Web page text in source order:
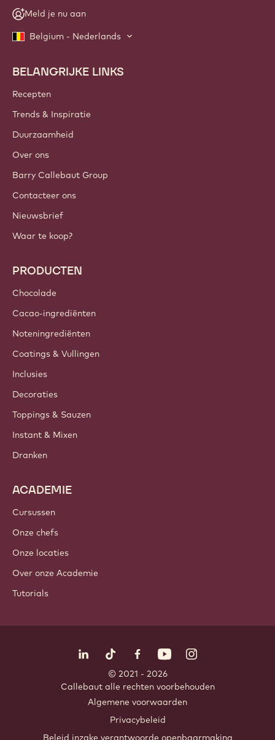
Meld je nu aan
Belgium - Nederlands
Footer
Callebaut
BELANGRIJKE LINKS
Recepten
Trends & Inspiratie
Duurzaamheid
Over ons
Barry Callebaut Group
Contacteer ons
Nieuwsbrief
Waar te koop?
PRODUCTEN
Chocolade
Cacao-ingrediënten
Noteningrediënten
Coatings & Vullingen
Inclusies
Decoraties
Toppings & Sauzen
Instant & Mixen
Dranken
ACADEMIE
Cursussen
Onze chefs
Onze locaties
Over onze Academie
Tutorials
LinkedIn Opens in a new window.
TikTok Opens in a new window.
Facebook Opens in a new
YouTubeInstagram
© 2021 - 2026
Callebaut. alle rechten voorbehouden
Algemene voorwaarden
Privacybeleid
Beleid inzake verantwoorde openbaarmaking